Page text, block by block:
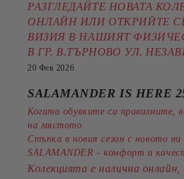
РАЗГЛЕДАЙТЕ НОВАТА
ОНЛАЙН ИЛИ ОТКРИЙТЕ
ВИЗИЯ В НАШИЯТ
В ГР. В.ТЪРНОВО УЛ.
20 Фев 2026
SALAMANDER IS HERE
Когато обувките са правилните,
на мястото.
Стъпка в новия сезон с новото ни
SALAMANDER - комфорт и
Колекцията е налична онлайн,